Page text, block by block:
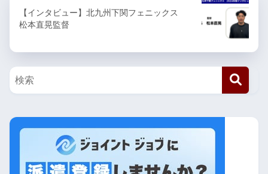
【インタビュー】北九州下関フェニックス
松本直晃監督